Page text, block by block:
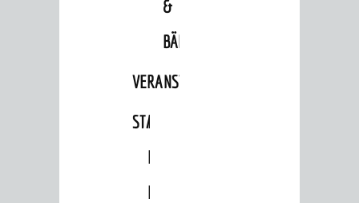
&
BÄDER
VERANSTALTUNGSRÄUME
STADTHALLE
ROLF-
ENGELBRECHT-
HAUS
Busverkehr